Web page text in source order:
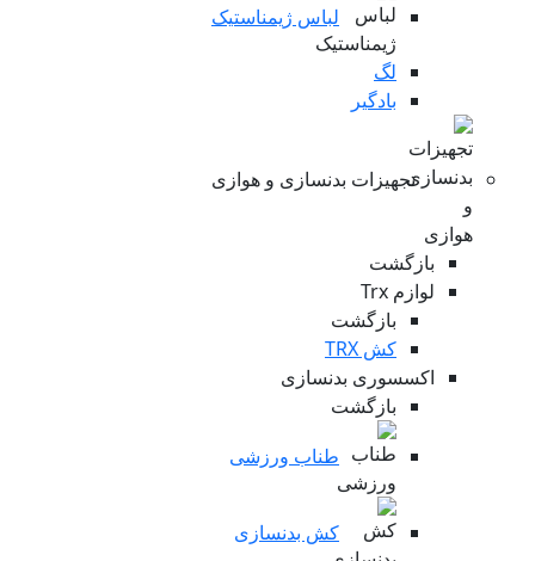
لباس ژیمناستیک
لگ
بادگیر
تجهیزات بدنسازی و هوازی
بازگشت
لوازم Trx
بازگشت
کش TRX
اکسسوری بدنسازی
بازگشت
طناب ورزشی
کش بدنسازی